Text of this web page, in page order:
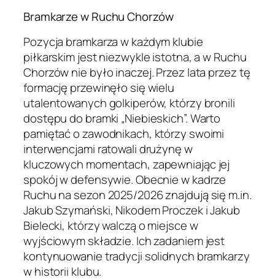
Bramkarze w Ruchu Chorzów
Pozycja bramkarza w każdym klubie
piłkarskim jest niezwykle istotna, a w Ruchu
Chorzów nie było inaczej. Przez lata przez tę
formację przewinęło się wielu
utalentowanych golkiperów, którzy bronili
dostępu do bramki „Niebieskich”. Warto
pamiętać o zawodnikach, którzy swoimi
interwencjami ratowali drużynę w
kluczowych momentach, zapewniając jej
spokój w defensywie. Obecnie w kadrze
Ruchu na sezon 2025/2026 znajdują się m.in.
Jakub Szymański, Nikodem Proczek i Jakub
Bielecki, którzy walczą o miejsce w
wyjściowym składzie. Ich zadaniem jest
kontynuowanie tradycji solidnych bramkarzy
w historii klubu.